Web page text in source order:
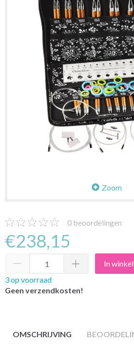
Zoom
0 beoordelingen
€238,15
In
3 op voorraad
Geen verzendkosten!
OMSCHRIJVING